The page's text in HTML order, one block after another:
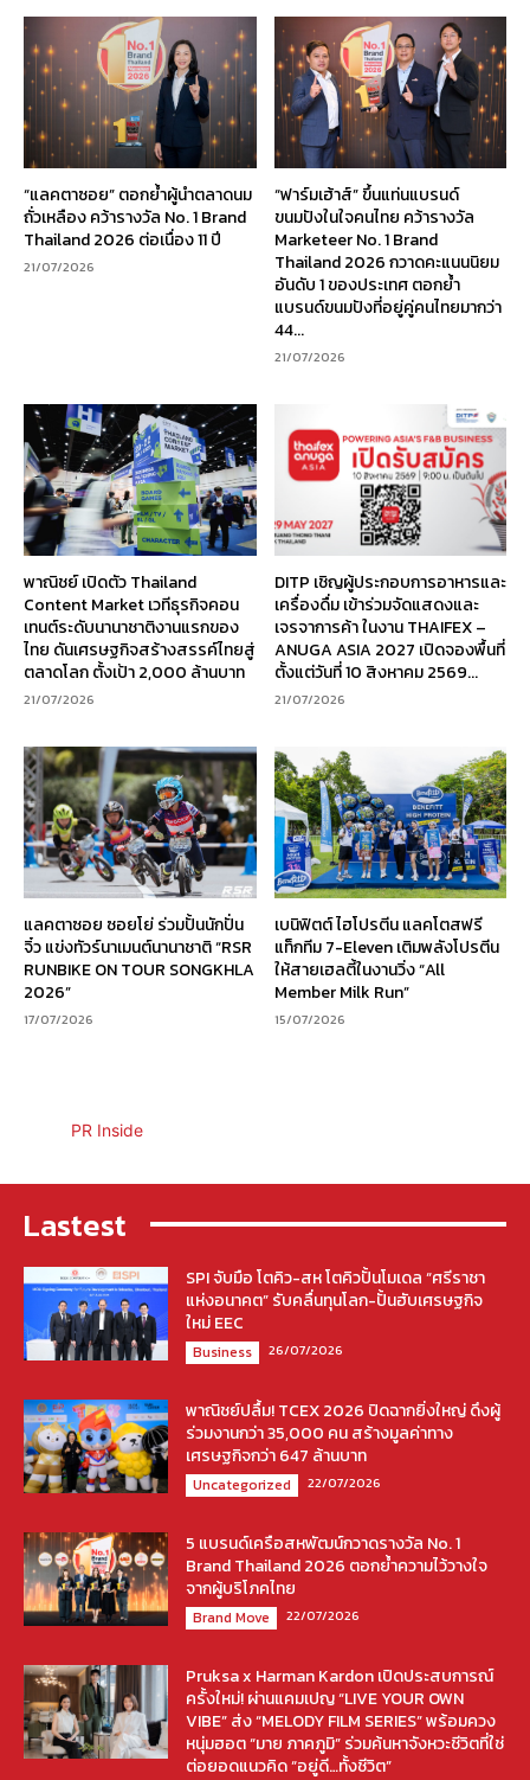
“แลคตาซอย” ตอกย้ำผู้นำตลาดนม
ถั่วเหลือง คว้ารางวัล No. 1 Brand
Thailand 2026 ต่อเนื่อง 11 ปี
21/07/2026
“ฟาร์มเฮ้าส์” ขึ้นแท่นแบรนด์
ขนมปังในใจคนไทย คว้ารางวัล
Marketeer No. 1 Brand
Thailand 2026 กวาดคะแนนนิยม
อันดับ 1 ของประเทศ ตอกย้ำ
แบรนด์ขนมปังที่อยู่คู่คนไทยมากว่า
44...
21/07/2026
พาณิชย์ เปิดตัว Thailand
Content Market เวทีธุรกิจคอน
เทนต์ระดับนานาชาติงานแรกของ
ไทย ดันเศรษฐกิจสร้างสรรค์ไทยสู่
ตลาดโลก ตั้งเป้า 2,000 ล้านบาท
21/07/2026
DITP เชิญผู้ประกอบการอาหารและ
เครื่องดื่ม เข้าร่วมจัดแสดงและ
เจรจาการค้า ในงาน THAIFEX –
ANUGA ASIA 2027 เปิดจองพื้นที่
ตั้งแต่วันที่ 10 สิงหาคม 2569...
21/07/2026
แลคตาซอย ซอยโย่ ร่วมปั้นนักปั่น
จิ๋ว แข่งทัวร์นาเมนต์นานาชาติ “RSR
RUNBIKE ON TOUR SONGKHLA
2026”
17/07/2026
เบนิฟิตต์ ไฮโปรตีน แลคโตสฟรี
แท็กทีม 7-Eleven เติมพลังโปรตีน
ให้สายเฮลตี้ในงานวิ่ง “All
Member Milk Run”
15/07/2026
PR Inside
Lastest
SPI จับมือ โตคิว-สห โตคิวปั้นโมเดล “ศรีราชา
แห่งอนาคต” รับคลื่นทุนโลก-ปั้นฮับเศรษฐกิจ
ใหม่ EEC
Business 26/07/2026
พาณิชย์ปลื้ม! TCEX 2026 ปิดฉากยิ่งใหญ่ ดึงผู้
ร่วมงานกว่า 35,000 คน สร้างมูลค่าทาง
เศรษฐกิจกว่า 647 ล้านบาท
Uncategorized 22/07/2026
5 แบรนด์เครือสหพัฒน์กวาดรางวัล No. 1
Brand Thailand 2026 ตอกย้ำความไว้วางใจ
จากผู้บริโภคไทย
Brand Move 22/07/2026
Pruksa x Harman Kardon เปิดประสบการณ์
ครั้งใหม่! ผ่านแคมเปญ “LIVE YOUR OWN
VIBE” ส่ง “MELODY FILM SERIES” พร้อมควง
หนุ่มฮอต “มาย ภาคภูมิ” ร่วมค้นหาจังหวะชีวิตที่ใช่
ต่อยอดแนวคิด “อยู่ดี…ทั้งชีวิต”